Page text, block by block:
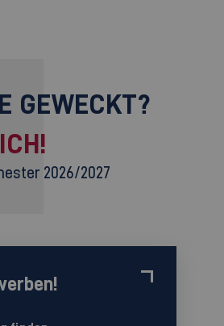
GEWECKT?
2026/2027